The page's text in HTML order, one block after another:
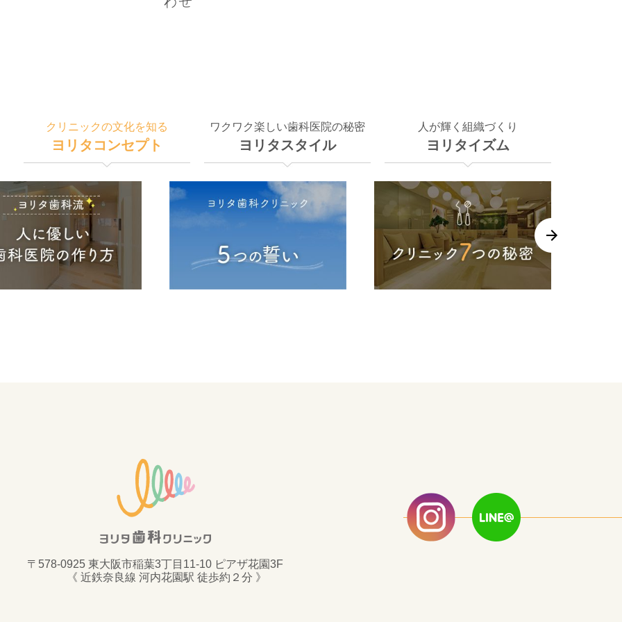
クリニックの文化を知る
ヨリタコンセプト
ワクワク楽しい歯科医院の秘密
ヨリタスタイル
人が輝く組織づくり
ヨリタイズム
〒578-0925 東大阪市稲葉3丁目11-10 ピアザ花園3F
《 近鉄奈良線 河内花園駅 徒歩約２分 》